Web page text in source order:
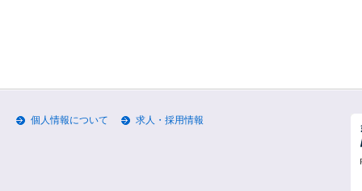
個人情報について 求人・採用情報